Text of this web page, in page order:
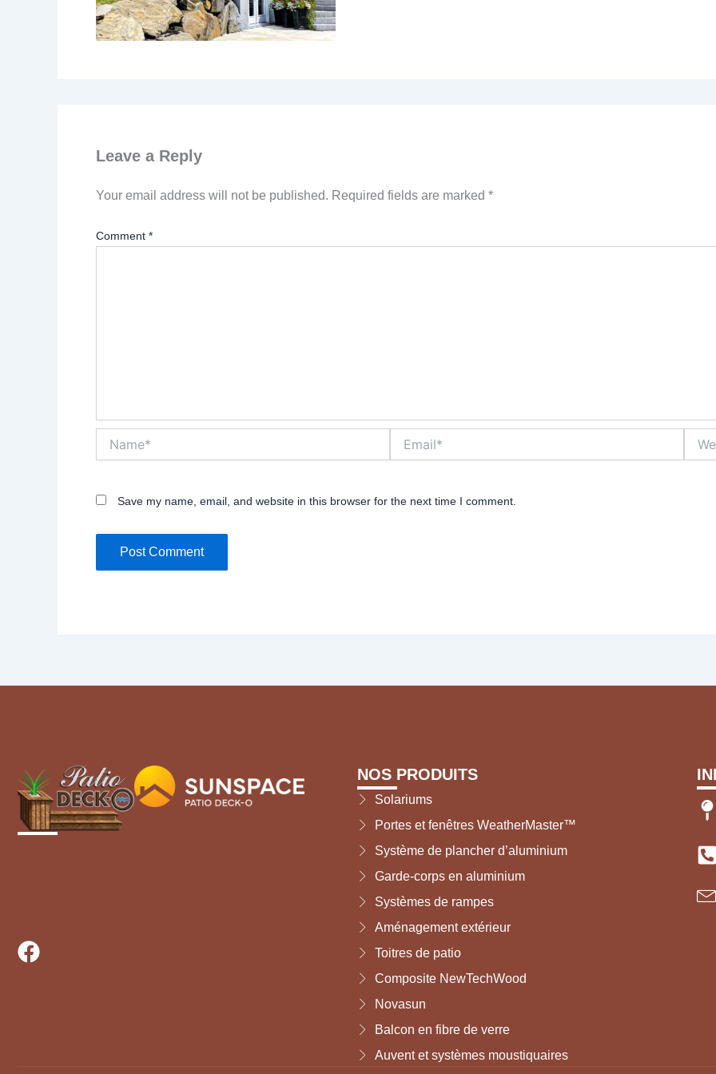
Leave a Reply
Your email address will not be published. Required fields are marked *
Comment *
Save my name, email, and website in this browser for the next time I comment.
NOS PRODUITS
Solariums
Portes et fenêtres WeatherMaster™
Système de plancher d’aluminium
Garde-corps en aluminium
Systèmes de rampes
Aménagement extérieur
Toitres de patio
Composite NewTechWood
Novasun
Balcon en fibre de verre
Auvent et systèmes moustiquaires